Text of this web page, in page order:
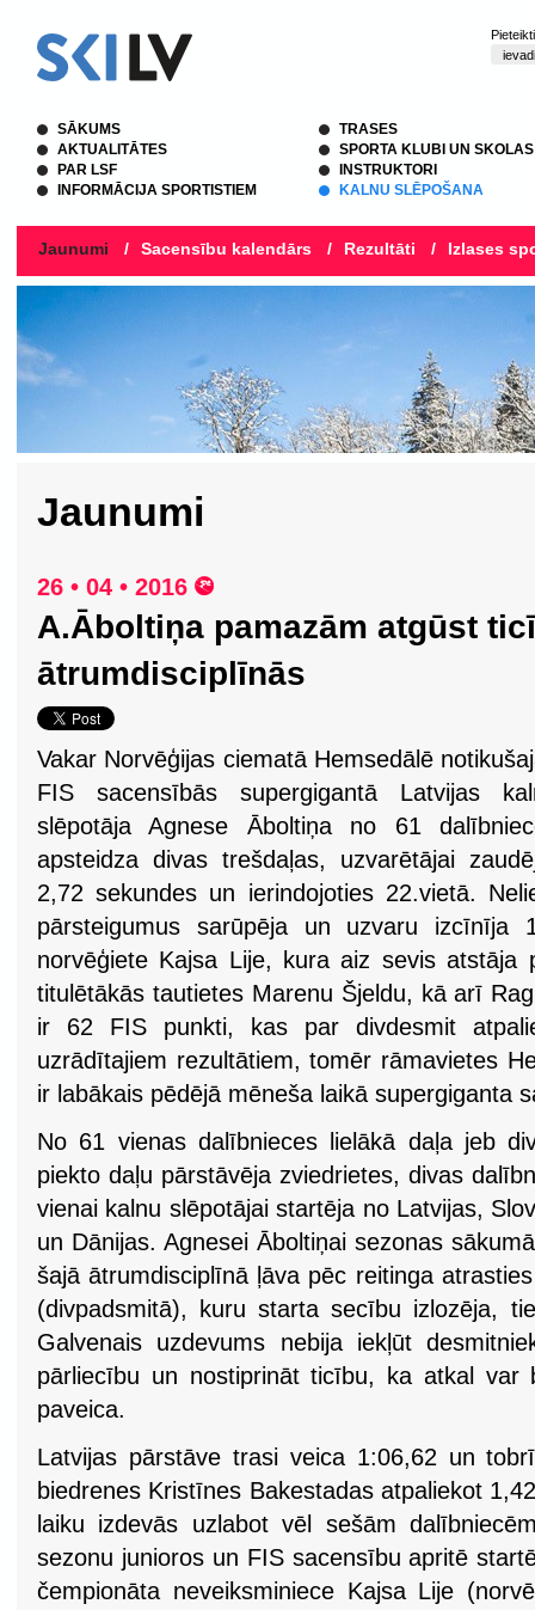
SĀKUMS
AKTUALITĀTES
PAR LSF
INFORMĀCIJA SPORTISTIEM
TRASES
SPORTA KLUBI UN SKOLAS
INSTRUKTORI
KALNU SLĒPOŠANA
Jaunumi / Sacensību kalendārs / Rezultāti / Izlases
Jaunumi
26 • 04 • 2016
A.Āboltiņa pamazām atgūst
ātrumdisciplīnās
Vakar Norvēģijas ciematā Hemsedālē
FIS sacensībās supergigantā Latvijas
slēpotāja Agnese Āboltiņa no 61
apsteidza divas trešdaļas, uzvarētājai
2,72 sekundes un ierindojoties 22.vietā.
pārsteigumus sarūpēja un uzvaru izcīnīja
norvēģiete Kajsa Lije, kura aiz sevis atstāja
titulētākās tautietes Marenu Šjeldu, kā arī
ir 62 FIS punkti, kas par divdesmit
uzrādītajiem rezultātiem, tomēr rāmavietes
ir labākais pēdējā mēneša laikā supergiganta
No 61 vienas dalībnieces lielākā daļa jeb
piekto daļu pārstāvēja zviedrietes, divas
vienai kalnu slēpotājai startēja no Latvijas,
un Dānijas. Agnesei Āboltiņai sezonas
šajā ātrumdisciplīnā ļāva pēc reitinga
(divpadsmitā), kuru starta secību izlozēja,
Galvenais uzdevums nebija iekļūt
pārliecību un nostiprināt ticību, ka atkal
paveica.
Latvijas pārstāve trasi veica 1:06,62 un
biedrenes Kristīnes Bakestadas atpaliekot
laiku izdevās uzlabot vēl sešām
sezonu junioros un FIS sacensību apritē
čempionāta neveiksminiece Kajsa Lije